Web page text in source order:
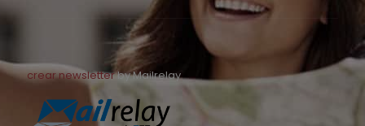
crear newsletterby Mailrelay